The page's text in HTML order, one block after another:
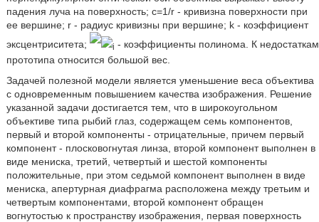
падения луча на поверхность; с=1/r - кривизна поверхности при
ее вершине; r - радиус кривизны при вершине; k - коэффициент
эксцентриситета;
i - коэффициенты полинома. К недостаткам
прототипа относится большой вес.
Задачей полезной модели является уменьшение веса объектива
с одновременным повышением качества изображения. Решение
указанной задачи достигается тем, что в широкоугольном
объективе типа рыбий глаз, содержащем семь компонентов,
первый и второй компоненты - отрицательные, причем первый
компонент - плосковогнутая линза, второй компонент выполнен в
виде мениска, третий, четвертый и шестой компоненты
положительные, при этом седьмой компонент выполнен в виде
мениска, апертурная диафрагма расположена между третьим и
четвертым компонентами, второй компонент обращен
вогнутостью к пространству изображения, первая поверхность